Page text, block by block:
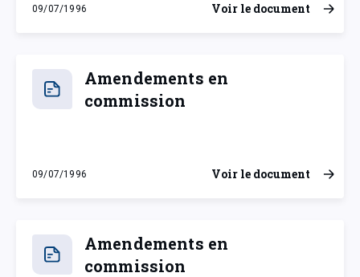
09/07/1996
mardi 9 juillet 1996
Voir le document
Amendements en
commission
09/07/1996
mardi 9 juillet 1996
Voir le document
Amendements en
commission